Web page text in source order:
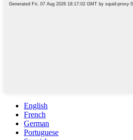
English
French
German
Portuguese